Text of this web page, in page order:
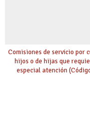
Comisiones de servicio por
hijos o de hijas que
especial atención